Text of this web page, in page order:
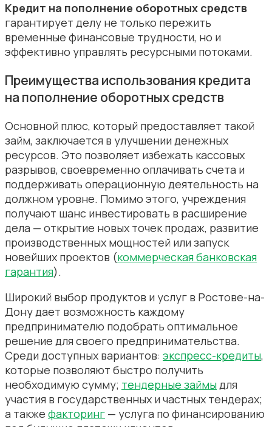
Кредит на пополнение оборотных средств
гарантирует делу не только пережить
временные финансовые трудности, но и
эффективно управлять ресурсными потоками.
Преимущества использования кредита
на пополнение оборотных средств
Основной плюс, который предоставляет такой
займ, заключается в улучшении денежных
ресурсов. Это позволяет избежать кассовых
разрывов, своевременно оплачивать счета и
поддерживать операционную деятельность на
должном уровне. Помимо этого, учреждения
получают шанс инвестировать в расширение
дела — открытие новых точек продаж, развитие
производственных мощностей или запуск
новейших проектов (коммерческая банковская
гарантия).
Широкий выбор продуктов и услуг в Ростове-на-
Дону дает возможность каждому
предпринимателю подобрать оптимальное
решение для своего предпринимательства.
Среди доступных вариантов: экспресс-кредиты,
которые позволяют быстро получить
необходимую сумму; тендерные займыдля
участия в государственных и частных тендерах;
а также факторинг — услуга по финансированию